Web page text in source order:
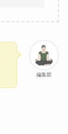
編集部